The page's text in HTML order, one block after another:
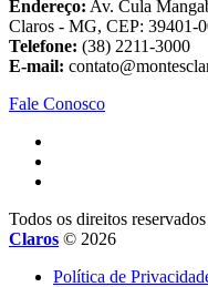
Endereço: Av. Cula
Claros - MG, CEP: 39401-
Telefone: (38) 2211-3000
E-mail:
Fale Conosco
Todos os direitos reservados
Claros © 2026
Política de